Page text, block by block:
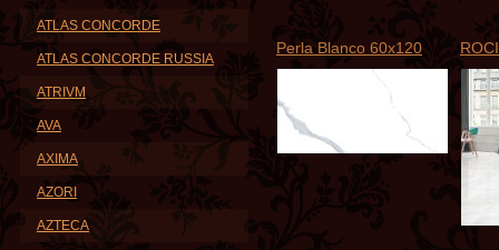
Perla Blanco 60x120
ATLAS CONCORDE
ATLAS CONCORDE RUSSIA
ATRIVM
AVA
AXIMA
AZORI
AZTECA